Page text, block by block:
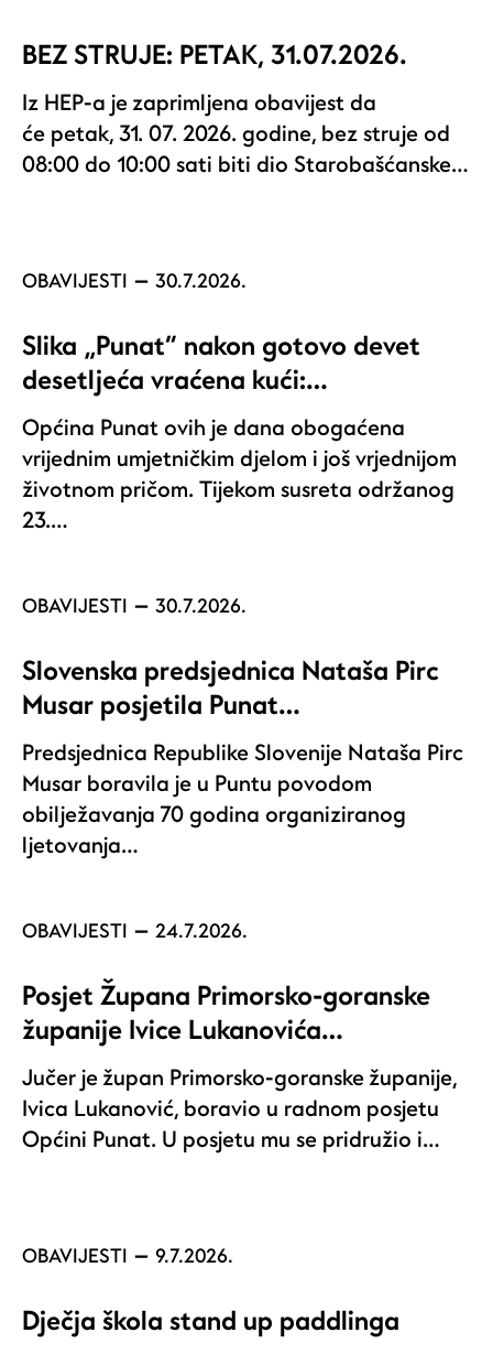
BEZ STRUJE: PETAK, 31.07.2026.
Iz HEP-a je zaprimljena obavijest da
će petak, 31. 07. 2026. godine, bez struje od
08:00 do 10:00 sati biti dio Starobašćanske…
OBAVIJESTI 30.7.2026.
Slika „Punat“ nakon gotovo devet
desetljeća vraćena kući:…
Općina Punat ovih je dana obogaćena
vrijednim umjetničkim djelom i još vrjednijom
životnom pričom. Tijekom susreta održanog
23.…
OBAVIJESTI 30.7.2026.
Slovenska predsjednica Nataša Pirc
Musar posjetila Punat…
Predsjednica Republike Slovenije Nataša Pirc
Musar boravila je u Puntu povodom
obilježavanja 70 godina organiziranog
ljetovanja…
OBAVIJESTI 24.7.2026.
Posjet Župana Primorsko-goranske
županije Ivice Lukanovića…
Jučer je župan Primorsko-goranske županije,
Ivica Lukanović, boravio u radnom posjetu
Općini Punat. U posjetu mu se pridružio i…
OBAVIJESTI 9.7.2026.
Dječja škola stand up paddlinga